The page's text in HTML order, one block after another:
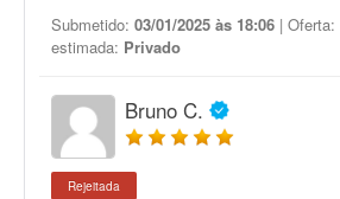
Submetido: 03/01/2025 às 18:06 | Oferta:
estimada: Privado
Bruno C.
Rejeitada